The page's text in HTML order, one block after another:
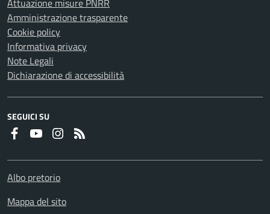
Attuazione misure PNRR
Amministrazione trasparente
Cookie policy
Informativa privacy
Note Legali
Dichiarazione di accessibilità
SEGUICI SU
FaceboookYoutubeInstagram
Albo pretorio
Mappa del sito